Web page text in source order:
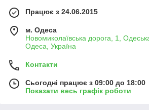
Працює з 24.06.2015
м. Одеса
Новомиколаївська дорога, 1,
Одеса, Україна
Контакти
Сьогодні працює з 09:00 до 18:00
Показати весь графік роботи